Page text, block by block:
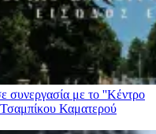
συνεργασία με το ''Κέντρο
Καματερού